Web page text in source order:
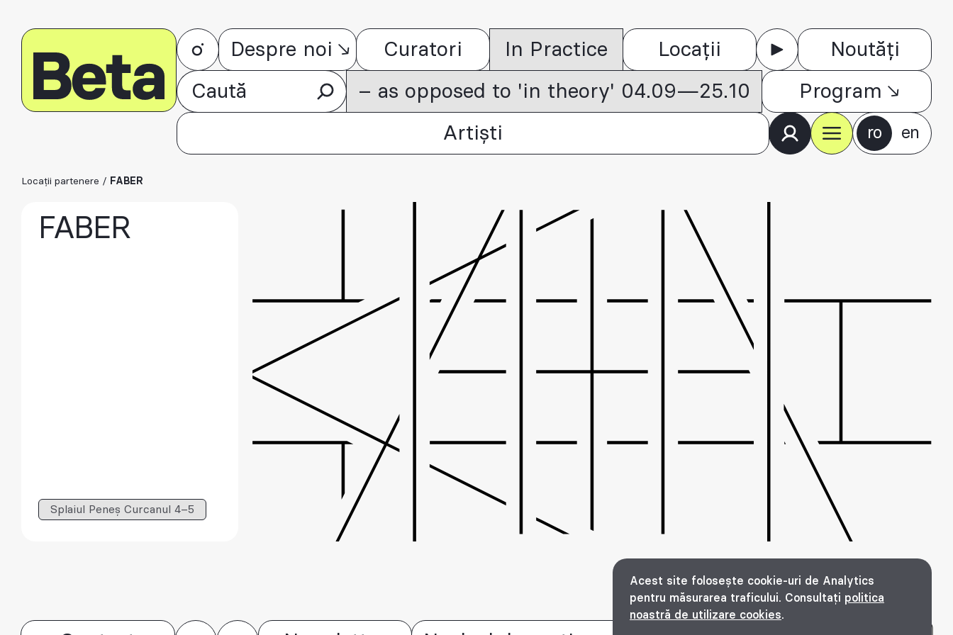
Despre noi Curatori In Practice Locații Noutăți
– as opposed to 'in theory' 04.09—25.10 Program
Artiști ro en
Locații partenere / FABER
FABER
Splaiul Peneș Curcanul 4–5
Acest site folosește cookie-uri de Analytics
pentru măsurarea traficului. Consultați politica
noastră de utilizare cookies.